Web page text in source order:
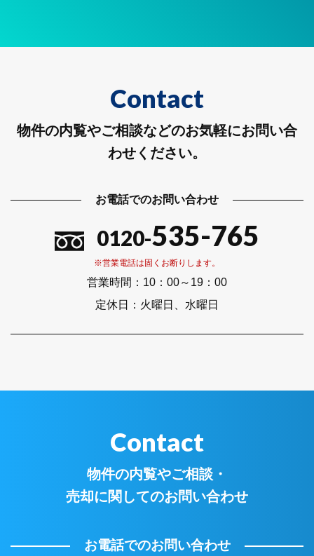
Contact
物件の内覧やご相談などのお気軽にお問い合
わせください。
お電話でのお問い合わせ
0120-535-765
※営業電話は固くお断りします。
営業時間： 10：00～19：00
定休日： 火曜日、水曜日
Contact
物件の内覧やご相談・
売却に関してのお問い合わせ
お電話でのお問い合わせ